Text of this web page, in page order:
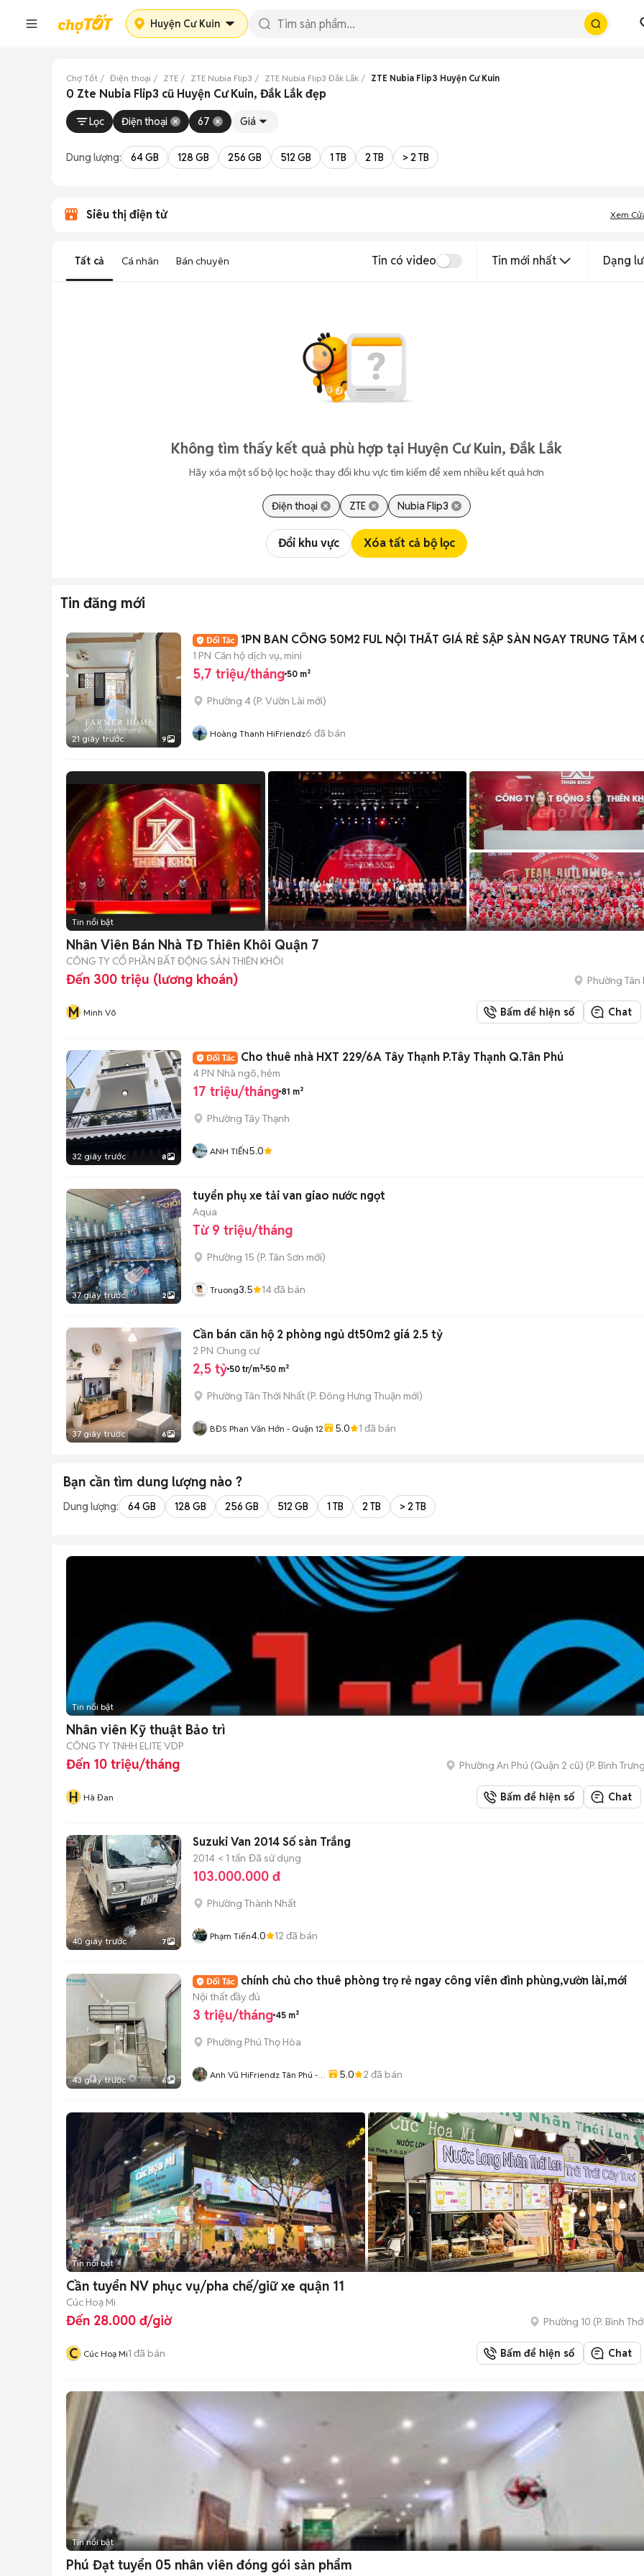
Huyện Cư Kuin
Chợ Tốt Điện thoại ZTE ZTE Nubia Flip3 ZTE Nubia Flip3 Đắk Lắk ZTE Nubia Flip3 Huyện Cư Kuin
0 Zte Nubia Flip3 cũ Huyện Cư Kuin, Đắk Lắk đẹp
Lọc Điện thoại 67 Giá
Dung lượng: 64 GB 128 GB 256 GB 512 GB 1 TB 2 TB > 2 TB
Siêu thị điện tử Xem
Tất cả Cá nhân Bán chuyên Tin có video Tin mới nhất Dạng
Không tìm thấy kết quả phù hợp tại Huyện Cư Kuin, Đắk Lắk
Hãy xóa một số bộ lọc hoặc thay đổi khu vực tìm kiếm để xem nhiều kết quả hơn
Điện thoại ZTE Nubia Flip3
Đổi khu vực Xóa tất cả bộ lọc
Tin đăng mới
21 giây trước 9
1PN BAN CÔNG 50M2 FUL NỘI THẤT GIÁ RẺ SẬP SÀN NGAY TRUNG TÂM
1 PN Căn hộ dịch vụ, mini
5,7 triệu/tháng 50 m²
Phường 4 (P. Vườn Lài mới)
Hoàng Thanh HiFriendz6 đã bán
Tin nổi bật
Nhân Viên Bán Nhà TĐ Thiên Khôi Quận 7
CÔNG TY CỔ PHẦN BẤT ĐỘNG SẢN THIÊN KHÔI
Đến 300 triệu (lương khoán) Phường Tân
M Minh Võ Bấm để hiện số Chat
32 giây trước 8
Cho thuê nhà HXT 229/6A Tây Thạnh P.Tây Thạnh Q.Tân Phú
4 PN Nhà ngõ, hẻm
17 triệu/tháng 81 m²
Phường Tây Thạnh
ANH TIẾN5.0
37 giây trước 2
tuyển phụ xe tải van giao nước ngọt
Aqua
Từ 9 triệu/tháng
Phường 15 (P. Tân Sơn mới)
Truong3.5 14đã bán
37 giây trước 6
Cần bán căn hộ 2 phòng ngủ dt50m2 giá 2.5 tỷ
2 PN Chung cư
2,5 tỷ 50 tr/m² 50 m²
Phường Tân Thới Nhất (P. Đông Hưng Thuận mới)
BĐS Phan Văn Hớn - Quận 12 5.0 1 đã bán
Bạn cần tìm dung lượng nào ?
Dung lượng: 64 GB 128 GB 256 GB 512 GB 1 TB 2 TB > 2 TB
Tin nổi bật
Nhân viên Kỹ thuật Bảo trì
CÔNG TY TNHH ELITE VDP
Đến 10 triệu/tháng Phường An Phú (Quận 2 cũ) (P. Bình
H Hà Đan Bấm để hiện số Chat
40 giây trước 7
Suzuki Van 2014 Số sàn Trắng
2014 < 1 tấn Đã sử dụng
103.000.000 đ
Phường Thành Nhất
Phạm Tiến4.0 12 đã bán
43 giây trước 6
chính chủ cho thuê phòng trọ rẻ ngay công viên đình phùng,vườn lài,mới
Nội thất đầy đủ
3 triệu/tháng 45 m²
Phường Phú Thọ Hòa
Anh Vũ HiFriendz Tân Phú -
5.0 2 đã bán
Tin nổi bật
Cần tuyển NV phục vụ/pha chế/giữ xe quận 11
Cúc Hoạ Mi
Đến 28.000 đ/giờ Phường 10 (P. Bình
C Cúc Hoạ Mi1 đã bán Bấm để hiện số Chat
Tin nổi bật
Phú Đạt tuyển 05 nhân viên đóng gói sản phẩm